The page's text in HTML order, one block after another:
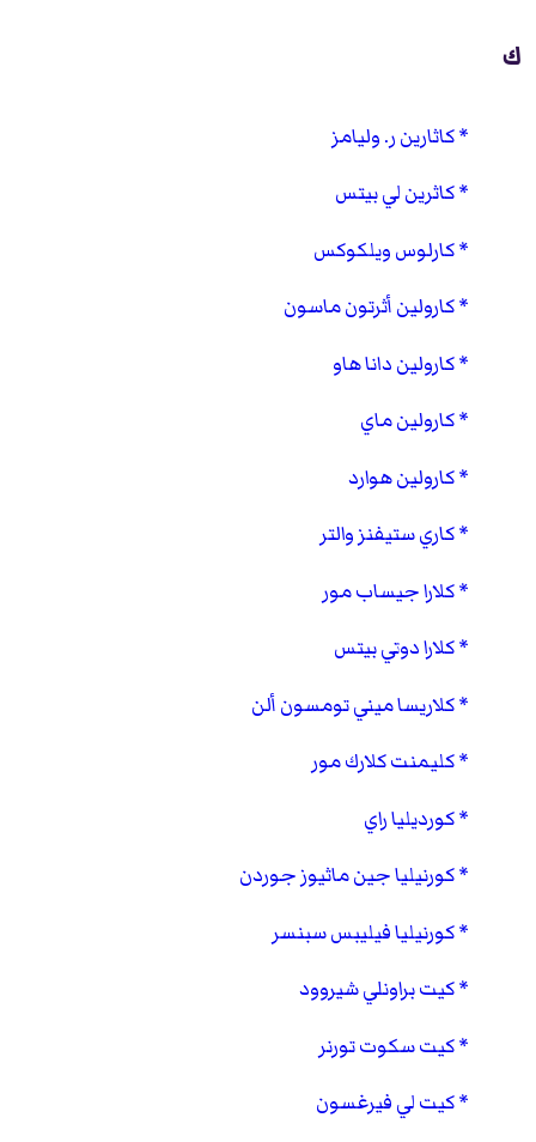
ك
كاثارين ر. وليامز
كاثرين لي بيتس
كارلوس ويلكوكس
كارولين أثرتون ماسون
كارولين دانا هاو
كارولين ماي
كارولين هوارد
كاري ستيفنز والتر
كلارا جيساب مور
كلارا دوتي بيتس
كلاريسا ميني تومسون ألن
كليمنت كلارك مور
كورديليا راي
كورنيليا جين ماثيوز جوردن
كورنيليا فيليبس سبنسر
كيت براونلي شيروود
كيت سكوت تورنر
كيت لي فيرغسون